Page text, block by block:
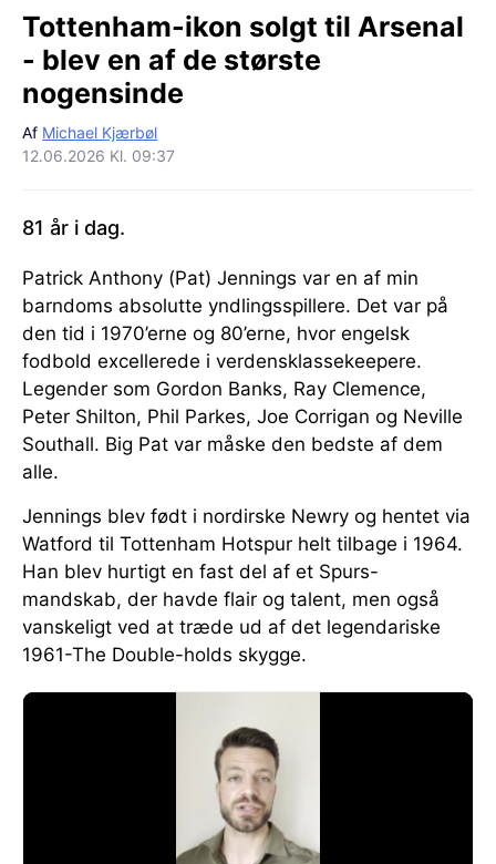
Tottenham-ikon solgt til Arsenal
- blev en af de største
nogensinde
Af Michael Kjærbøl
12.06.2026 Kl. 09:37
81 år i dag.
Patrick Anthony (Pat) Jennings var en af min
barndoms absolutte yndlingsspillere. Det var på
den tid i 1970’erne og 80’erne, hvor engelsk
fodbold excellerede i verdensklassekeepere.
Legender som Gordon Banks, Ray Clemence,
Peter Shilton, Phil Parkes, Joe Corrigan og Neville
Southall. Big Pat var måske den bedste af dem
alle.
Jennings blev født i nordirske Newry og hentet via
Watford til Tottenham Hotspur helt tilbage i 1964.
Han blev hurtigt en fast del af et Spurs-
mandskab, der havde flair og talent, men også
vanskeligt ved at træde ud af det legendariske
1961-The Double-holds skygge.